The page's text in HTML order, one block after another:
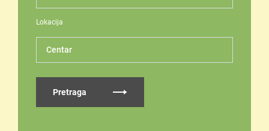
Lokacija
Centar
Pretraga